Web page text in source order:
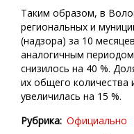
Таким образом, в
региональных и
(надзора) за 10
аналогичным
снизилось на 40 %.
их общего количества
увеличилась на 15 %.
Рубрика Официально